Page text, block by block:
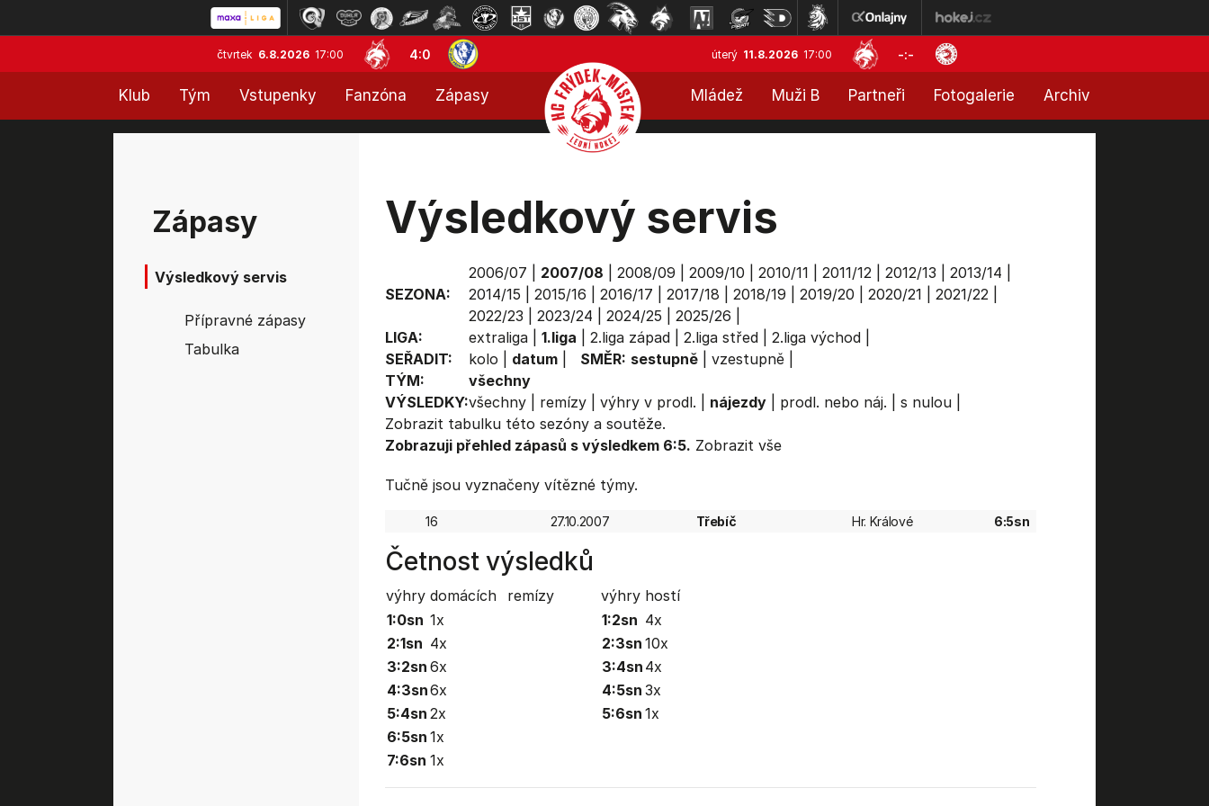
čtvrtek 6.8.2026 17:00 4:0 úterý 11.8.2026 17:00 -:-
Klub Tým Vstupenky Fanzóna Zápasy Mládež Muži B Partneři Fotogalerie Archiv
Zápasy
Výsledkový servis
Přípravné zápasy
Tabulka
Výsledkový servis
SEZONA:
2006/07 2007/08 2008/09 2009/10 2010/11 2011/12| 2012/13 2013/14
2014/15
2015/16 2016/17 2017/18 2018/19 2019/20 2020/21 2021/22|
2022/23
2023/24 2024/25 2025/26
LIGA:
extraliga| 1.liga 2.liga západ| 2.liga střed| 2.liga východ|
SEŘADIT:
kolo datum| SMĚR: sestupně| vzestupně|
TÝM:
všechny
VÝSLEDKY:všechny| remízy| výhry v prodl. nájezdy| prodl. nebo náj. s nulou|
Zobrazit tabulkutéto sezóny a soutěže.
Zobrazuji přehled zápasů s výsledkem 6:5. Zobrazit vše
Tučně jsou vyznačeny vítězné týmy.
16 27.10.2007 Třebíč Hr. Králové 6:5sn
Četnost výsledků
výhry domácích remízy
výhry hostí
1:0sn 1x
2:1sn 4x
3:2sn 6x
4:3sn6x
5:4sn 2x
6:5sn 1x
7:6sn 1x
1:2sn 4x
2:3sn 10x
3:4sn 4x
4:5sn 3x
5:6sn 1x